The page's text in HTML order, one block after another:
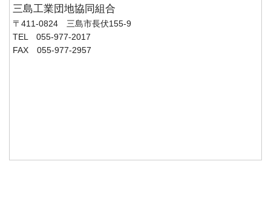
三島工業団地協同組合
〒411-0824 三島市長伏155-9
TEL 055-977-2017
FAX 055-977-2957